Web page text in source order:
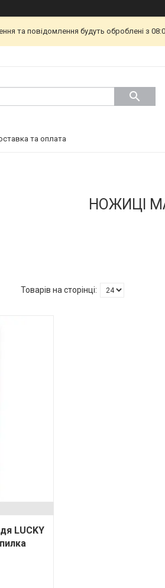
та повідомлення будуть оброблені з
та оплата
НОЖИЦІ
LUCKY